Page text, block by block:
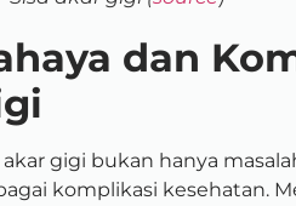
dan
akar gigi bukan hanya
komplikasi kesehatan.